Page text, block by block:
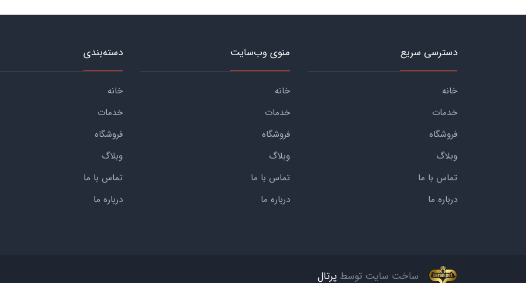
دسترسی سریع
خانه
خدمات
فروشگاه
وبلاگ
تماس با ما
درباره ما
منوی وب‌سایت
خانه
خدمات
فروشگاه
وبلاگ
تماس با ما
درباره ما
دسته‌بندی
خانه
خدمات
فروشگاه
وبلاگ
تماس با ما
درباره ما
ساخت سایت توسط پرتال